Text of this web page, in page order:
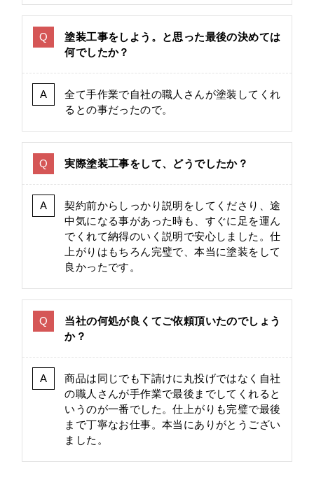
塗装工事をしよう。と思った最後の決めては
何でしたか？
全て手作業で自社の職人さんが塗装してくれ
るとの事だったので。
実際塗装工事をして、どうでしたか？
契約前からしっかり説明をしてくださり、途
中気になる事があった時も、すぐに足を運ん
でくれて納得のいく説明で安心しました。仕
上がりはもちろん完璧で、本当に塗装をして
良かったです。
当社の何処が良くてご依頼頂いたのでしょう
か？
商品は同じでも下請けに丸投げではなく自社
の職人さんが手作業で最後までしてくれると
いうのが一番でした。仕上がりも完璧で最後
まで丁寧なお仕事。本当にありがとうござい
ました。